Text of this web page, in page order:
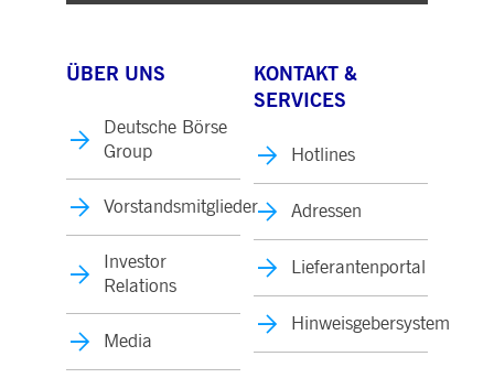
ÜBER UNS
Deutsche Börse
Group
Vorstandsmitglieder
Investor
Relations
Media
KONTAKT &
SERVICES
Hotlines
Adressen
Lieferantenportal
Hinweisgebersystem